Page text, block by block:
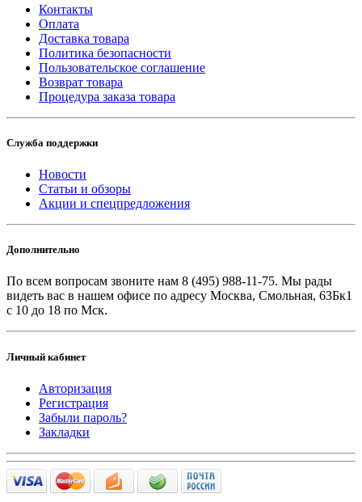
Контакты
Оплата
Доставка товара
Политика безопасности
Пользовательское соглашение
Возврат товара
Процедура заказа товара
Служба поддержки
Новости
Статьи и обзоры
Акции и спецпредложения
Дополнительно
По всем вопросам звоните нам 8 (495) 988-11-75. Мы рады
видеть вас в нашем офисе по адресу Москва, Смольная, 63Бк1
с 10 до 18 по Мск.
Личный кабинет
Авторизация
Регистрация
Забыли пароль?
Закладки